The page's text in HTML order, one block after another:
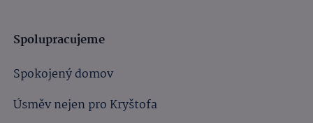
Spolupracujeme
Spokojený domov
Úsměv nejen pro Kryštofa